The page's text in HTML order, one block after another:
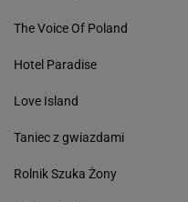
The Voice Of Poland
Hotel Paradise
Love Island
Taniec z gwiazdami
Rolnik Szuka Żony